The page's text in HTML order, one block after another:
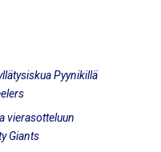
Pyynikillä
vierasotteluun
Giants